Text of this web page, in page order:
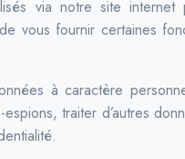
via notre site
vous fournir certaines
à caractère
traiter d’autres